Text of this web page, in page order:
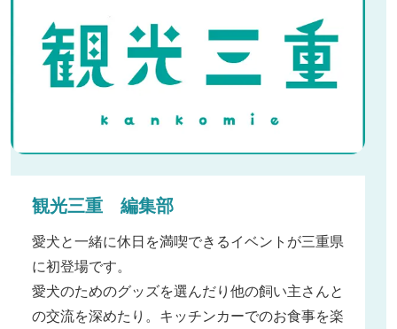
観光三重 編集部
愛犬と一緒に休日を満喫できるイベントが三重県
に初登場です。
愛犬のためのグッズを選んだり他の飼い主さんと
の交流を深めたり。キッチンカーでのお食事を楽